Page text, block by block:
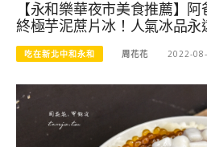
【永和樂華夜市美食推薦】
終極芋泥蔗片冰！人氣冰品永
吃在新北中和永和 周花花 2022-